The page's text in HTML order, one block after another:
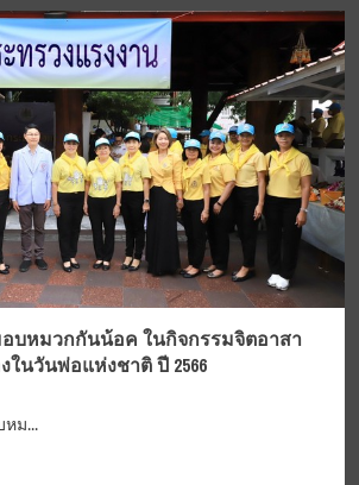
บหมวกกันน้อค ในกิจกรรมจิตอาสา
ในวันพ่อแห่งชาติ ปี 2566
หม...